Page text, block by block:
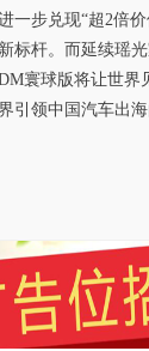
一步兑现“超2倍
标杆。而延续瑶
寰球版将让世界
引领中国汽车出海